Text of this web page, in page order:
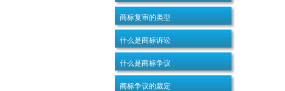
商标复审的类型
什么是商标诉讼
什么是商标争议
商标争议的裁定